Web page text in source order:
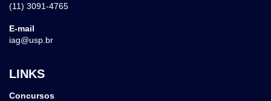
(11) 3091-4765
E-mail
iag@usp.br
LINKS
Concursos